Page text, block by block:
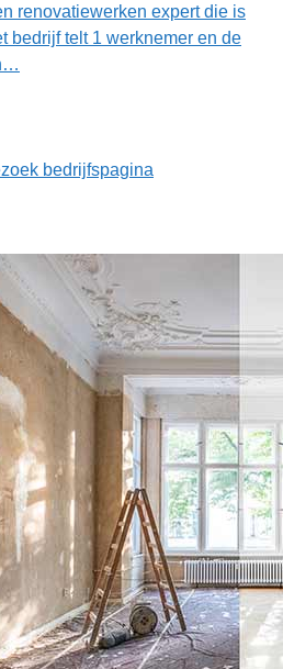
renovatiewerken expert die is
bedrijf telt 1 werknemer en de
bedrijfspagina